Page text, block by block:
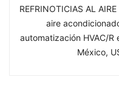
REFRINOTICIAS AL
aire
automatización HVAC/
México,